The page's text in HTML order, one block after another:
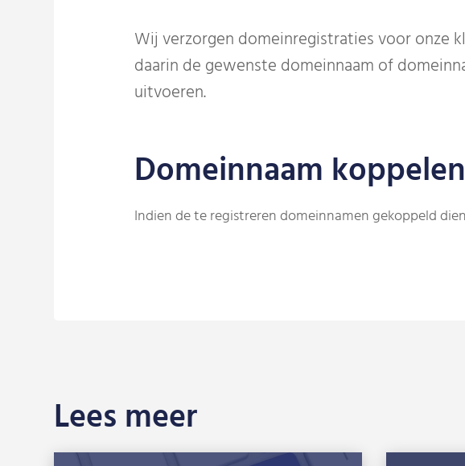
Wij verzorgen domeinregistraties voor onze
daarin de gewenste domeinnaam of
uitvoeren.
Domeinnaam koppelen
Indien de te registreren domeinnamen gekoppeld
Lees meer